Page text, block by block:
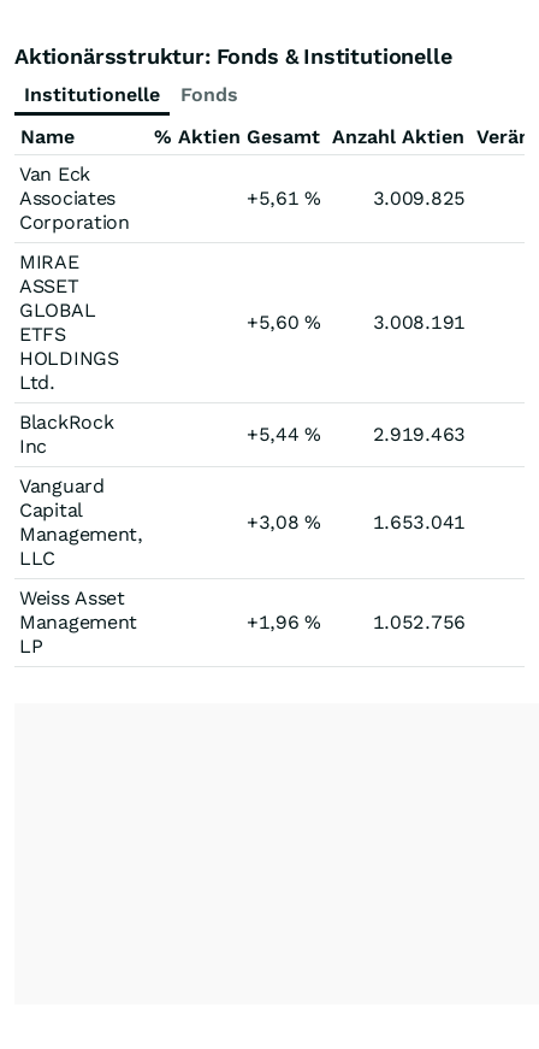
Aktionärsstruktur: Fonds & Institutionelle
Institutionelle
Fonds
Name
% Aktien Gesamt Anzahl Aktien
Van Eck
Associates
Corporation
+5,61% 3.009.825
MIRAE
ASSET
GLOBAL
ETFS
HOLDINGS
Ltd.
+5,60% 3.008.191
BlackRock
Inc
+5,44% 2.919.463
Vanguard
Capital
Management,
LLC
+3,08% 1.653.041
Weiss Asset
Management
LP
+1,96% 1.052.756